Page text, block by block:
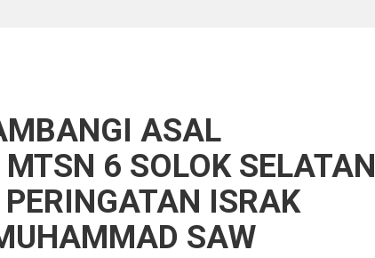
ASAL
6 SOLOK SELATAN
ISRAK
SAW